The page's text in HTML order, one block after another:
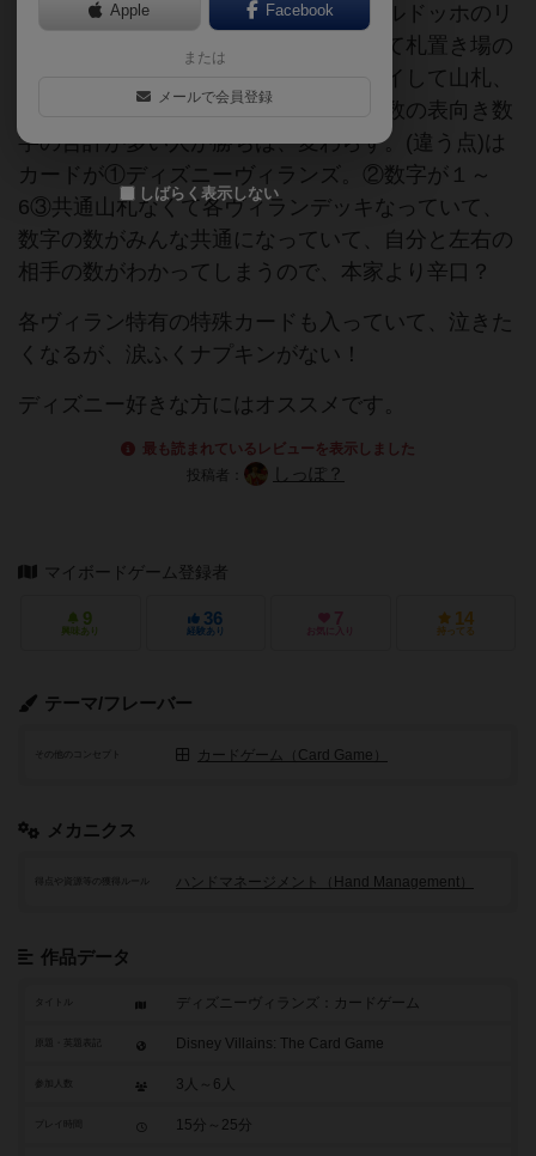
ディズニーヴィラナスではなく、ホイルドッホのリ
メイクカードゲーム。基本ルールの捨て札置き場の
カードの色か数に合わせてカードプレイして山札、
手札が切れたらゲーム終了。捨て札の数の表向き数
字の合計が多い人が勝ちは、変わらず。(違う点)は
カードが①ディズニーヴィランズ。②数字が１～
6③共通山札なくて各ヴィランデッキなっていて、
数字の数がみんな共通になっていて、自分と左右の
相手の数がわかってしまうので、本家より辛口？
各ヴィラン特有の特殊カードも入っていて、泣きた
くなるが、涙ふくナプキンがない！
ディズニー好きな方にはオススメです。
最も読まれているレビューを表示しました
投稿者：
しっぽ？
マイボードゲーム登録者
9
興味あり
36
経験あり
7
お気に入り
14
持ってる
テーマ/フレーバー
その他のコンセプト カードゲーム（Card Game）
メカニクス
ハンドマネージメント（Hand Management）
作品データ
タイトル ディズニーヴィランズ：カードゲーム
Disney Villains: The Card Game
参加人数 3人～6人
15分～25分
Apple Facebook
または
メールで会員登録
しばらく表示しない